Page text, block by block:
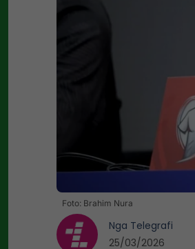
Foto: Brahim Nura
Nga Telegrafi
25/03/2026